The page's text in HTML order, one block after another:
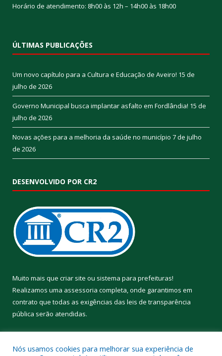
Horário de atendimento: 8h00 às 12h – 14h00 às 18h00
ÚLTIMAS PUBLICAÇÕES
Um novo capítulo para a Cultura e Educação de Aveiro! 15 de
julho de 2026
Governo Municipal busca implantar asfalto em Fordlândia! 15 de
julho de 2026
Novas ações para a melhoria da saúde no município 7 de julho
de 2026
DESENVOLVIDO POR CR2
Muito mais que criar site ou sistema para prefeituras!
Realizamos uma assessoria completa, onde garantimos em
contrato que todas as exigências das leis de transparência
pública serão atendidas.
Nós usamos cookies para melhorar sua experiência de